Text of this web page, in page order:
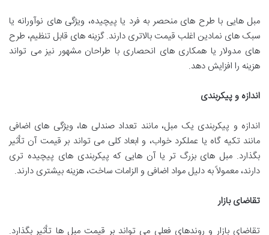
مبل هایی با طرح های منحصر به فرد یا پیچیده، ویژگی های نوآورانه یا
سبک های نمادین اغلب قیمت بالاتری دارند. گزینه های قابل تنظیم، طرح
های مدولار یا همکاری های انحصاری با طراحان مشهور نیز می تواند
هزینه را افزایش دهد.
اندازه و پیکربندی
اندازه و پیکربندی یک مبل، مانند تعداد صندلی ها، ویژگی های اضافی
مانند تکیه گاه یا عملکرد خواب، و ابعاد کلی می تواند بر قیمت آن تأثیر
بگذارد. مبل های بزرگ تر یا آن هایی که پیکربندی های پیچیده تری
دارند، معمولاً به دلیل مواد اضافی و الزامات ساخت، هزینه بیشتری دارند.
تقاضای بازار
تقاضای بازار و روندهای فعلی می تواند بر قیمت مبل ها تأثیر بگذارد.